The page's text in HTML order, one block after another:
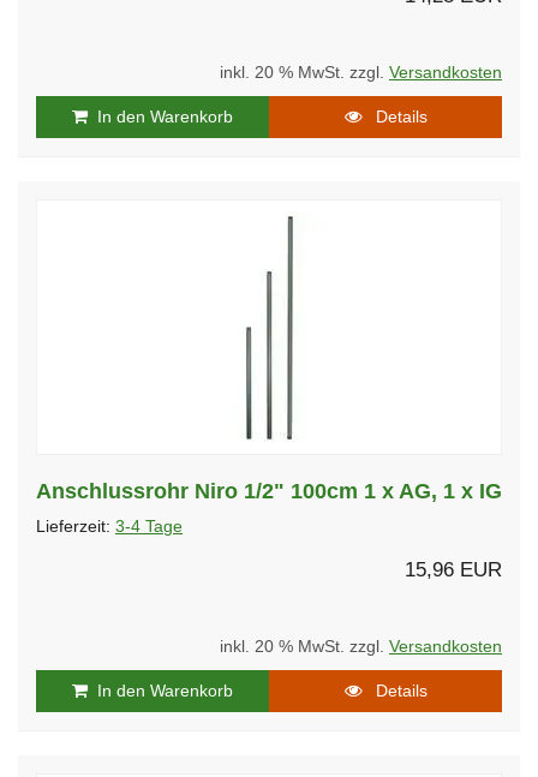
inkl. 20 % MwSt. zzgl. Versandkosten
In den Warenkorb Details
Anschlussrohr Niro 1/2" 100cm 1 x AG, 1 x IG
Lieferzeit: 3-4 Tage
15,96 EUR
inkl. 20 % MwSt. zzgl. Versandkosten
In den Warenkorb Details